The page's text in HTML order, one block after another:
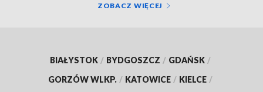
ZOBACZ WIĘCEJ
BIAŁYSTOK / BYDGOSZCZ / GDAŃSK /
GORZÓW WLKP. / KATOWICE / KIELCE /